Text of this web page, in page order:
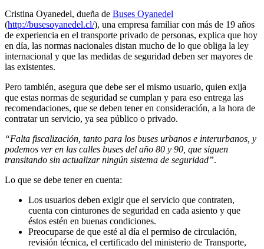
Cristina Oyanedel, dueña de Buses Oyanedel
(http://busesoyanedel.cl/), una empresa familiar con más de 19 años
de experiencia en el transporte privado de personas, explica que hoy
en día, las normas nacionales distan mucho de lo que obliga la ley
internacional y que las medidas de seguridad deben ser mayores de
las existentes.
Pero también, asegura que debe ser el mismo usuario, quien exija
que estas normas de seguridad se cumplan y para eso entrega las
recomendaciones, que se deben tener en consideración, a la hora de
contratar un servicio, ya sea público o privado.
“Falta fiscalización, tanto para los buses urbanos e interurbanos, y
podemos ver en las calles buses del año 80 y 90, que siguen
transitando sin actualizar ningún sistema de seguridad”.
Lo que se debe tener en cuenta:
Los usuarios deben exigir que el servicio que contraten,
cuenta con cinturones de seguridad en cada asiento y que
éstos estén en buenas condiciones.
Preocuparse de que esté al día el permiso de circulación,
revisión técnica, el certificado del ministerio de Transporte,